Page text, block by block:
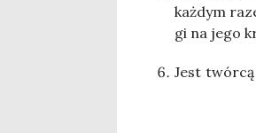
każ­dym
gi na jego
Jest